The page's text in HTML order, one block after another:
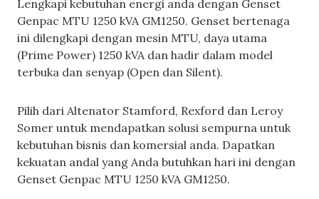
Lengkapi kebutuhan energi anda dengan Genset
Genpac MTU 1250 kVA GM1250. Genset bertenaga
ini dilengkapi dengan mesin MTU, daya utama
(Prime Power) 1250 kVA dan hadir dalam model
terbuka dan senyap (Open dan Silent).
Pilih dari Altenator Stamford, Rexford dan Leroy
Somer untuk mendapatkan solusi sempurna untuk
kebutuhan bisnis dan komersial anda. Dapatkan
kekuatan andal yang Anda butuhkan hari ini dengan
Genset Genpac MTU 1250 kVA GM1250.